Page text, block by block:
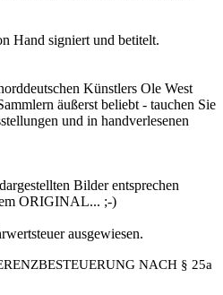
Hand signiert und betitelt.
Künstlers Ole West
äußerst beliebt - tauchen Sie
und in handverlesenen
Bilder entsprechen
ORIGINAL... ;-)
ausgewiesen.
NACH § 25a